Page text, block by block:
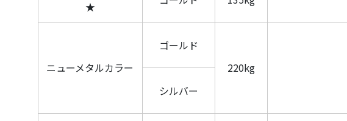
★
ニューメタルカラー
ゴールド
220kg
シルバー